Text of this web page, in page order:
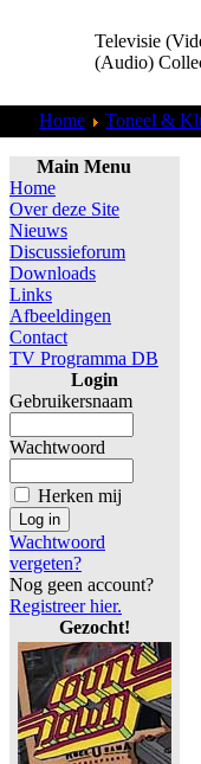
Televisie
(Audio)
Home Toneel &
Main Menu
Home
Over deze Site
Nieuws
Discussieforum
Downloads
Links
Afbeeldingen
Contact
TV Programma DB
Login
Gebruikersnaam
Wachtwoord
Herken mij
Wachtwoord
vergeten?
Nog geen account?
Registreer hier.
Gezocht!